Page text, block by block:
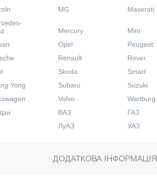
MG Maserati
Mercury Mini
Opel Peugeot
Renault Rover
Skoda Smart
Yong
Subaru Suzuki
Volvo Wartburg
ВАЗ ГАЗ
ЛуАЗ УАЗ
ДОДАТКОВА ІНФОРМАЦІЯ